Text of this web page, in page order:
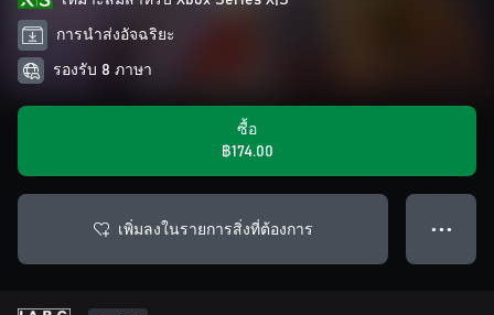
การนำส่งอัจฉริยะ
รองรับ 8 ภาษา
ซื้อ
฿174.00
เพิ่มลงในรายการสิ่งที่ต้องการ ● ● ●